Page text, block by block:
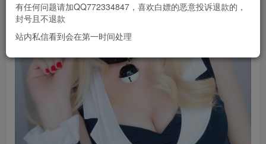
有任何问题请加QQ772334847，喜欢白嫖的恶意投诉退款的，
封号且不退款
站内私信看到会在第一时间处理